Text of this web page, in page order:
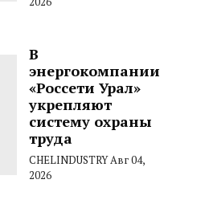
В
энергокомпании
«Россети Урал»
укрепляют
систему охраны
труда
CHELINDUSTRYАвг 04,
2026